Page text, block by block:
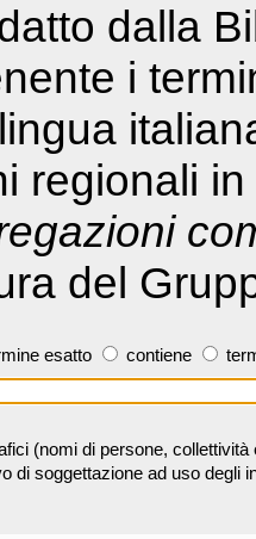
dalla
i
regionali
del
esatto contiene
(nomi di persone,
di soggettazione ad uso degli